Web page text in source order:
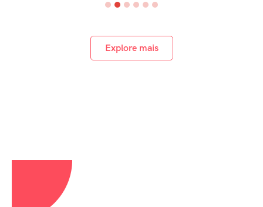
Explore mais